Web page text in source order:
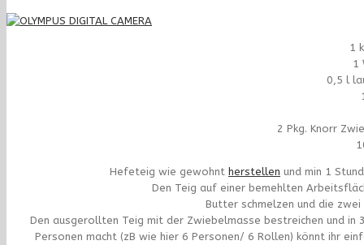
1
1
0,5 l
2 Pkg. Knorr
Hefeteig wie gewohnt herstellen und min 1
Den Teig auf einer bemehlten
Butter schmelzen und die
Den ausgerollten Teig mit der Zwiebelmasse bestreichen und
Personen macht (zB wie hier 6 Personen/ 6 Rollen) könnt ihr